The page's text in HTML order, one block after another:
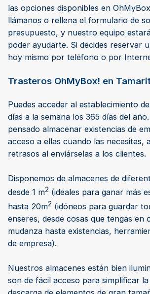
las opciones disponibles en
llámanos o rellena el formulario de
presupuesto, y nuestro equipo
poder ayudarte. Si decides reservar
hoy mismo por teléfono o por
Trasteros OhMyBox! en
Puedes acceder al establecimiento
días a la semana los 365 días del
pensado almacenar existencias de
acceso a ellas cuando las necesites,
retrasos al enviárselas a los clientes.
Disponemos de almacenes de
desde 1 m2 (ideales para ganar más
hasta 20m2 (idóneos para guardar
enseres, desde cosas que tengas en
mudanza hasta existencias,
de empresa).
Nuestros almacenes están bien
son de fácil acceso para simplificar